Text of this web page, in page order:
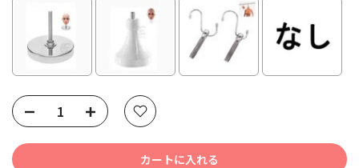
Selection will add to the price
カートに入れる